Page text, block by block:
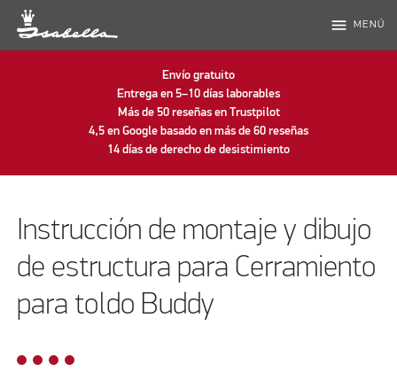
menu MENÚ
Envío gratuito
Entrega en 5–10 días laborables
Más de 50 reseñas en Trustpilot
4,5 en Google basado en más de 60 reseñas
14 días de derecho de desistimiento
Instrucción de montaje y dibujo
de estructura para Cerramiento
para toldo Buddy